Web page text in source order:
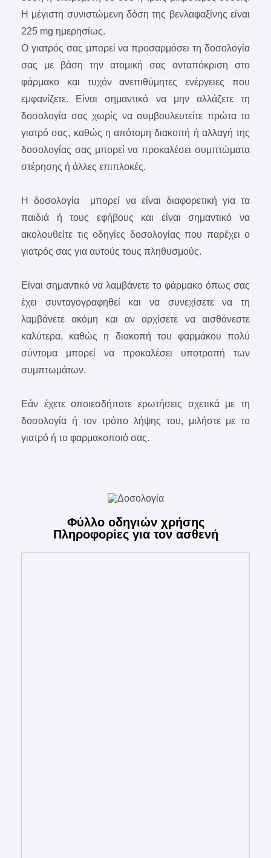
Η μέγιστη συνιστώμενη δόση της βενλαφαξίνης είναι
225 mg ημερησίως.
Ο γιατρός σας μπορεί να προσαρμόσει τη δοσολογία
σας με βάση την ατομική σας ανταπόκριση στο
φάρμακο και τυχόν ανεπιθύμητες ενέργειες που
εμφανίζετε. Είναι σημαντικό να μην αλλάζετε τη
δοσολογία σας χωρίς να συμβουλευτείτε πρώτα το
γιατρό σας, καθώς η απότομη διακοπή ή αλλαγή της
δοσολογίας σας μπορεί να προκαλέσει συμπτώματα
στέρησης ή άλλες επιπλοκές.
Η δοσολογία μπορεί να είναι διαφορετική για τα
παιδιά ή τους εφήβους και είναι σημαντικό να
ακολουθείτε τις οδηγίες δοσολογίας που παρέχει ο
γιατρός σας για αυτούς τους πληθυσμούς.
Είναι σημαντικό να λαμβάνετε τo φάρμακο όπως σας
έχει συνταγογραφηθεί και να συνεχίσετε να τη
λαμβάνετε ακόμη και αν αρχίσετε να αισθάνεστε
καλύτερα, καθώς η διακοπή του φαρμάκου πολύ
σύντομα μπορεί να προκαλέσει υποτροπή των
συμπτωμάτων.
Εάν έχετε οποιεσδήποτε ερωτήσεις σχετικά με τη
δοσολογία ή τον τρόπο λήψης του, μιλήστε με το
γιατρό ή το φαρμακοποιό σας.
Φύλλο οδηγιών χρήσης
Πληροφορίες για τον ασθενή